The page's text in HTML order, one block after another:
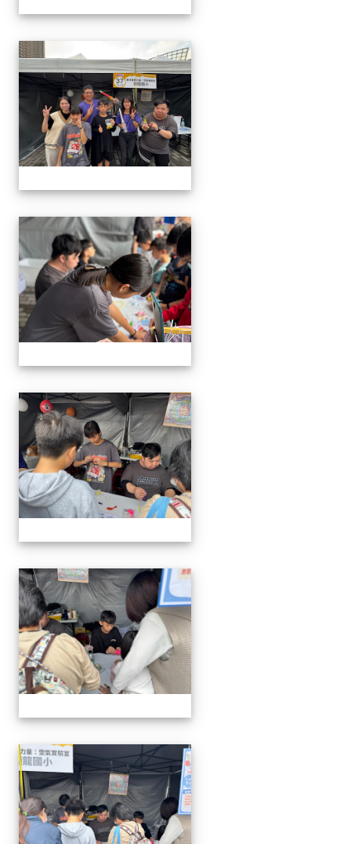
1141220科學教育暨資優教
1141220科學教育暨資優教
1141220科學教育暨資優教
1141220科學教育暨資優教
1141220科學教育暨資優教